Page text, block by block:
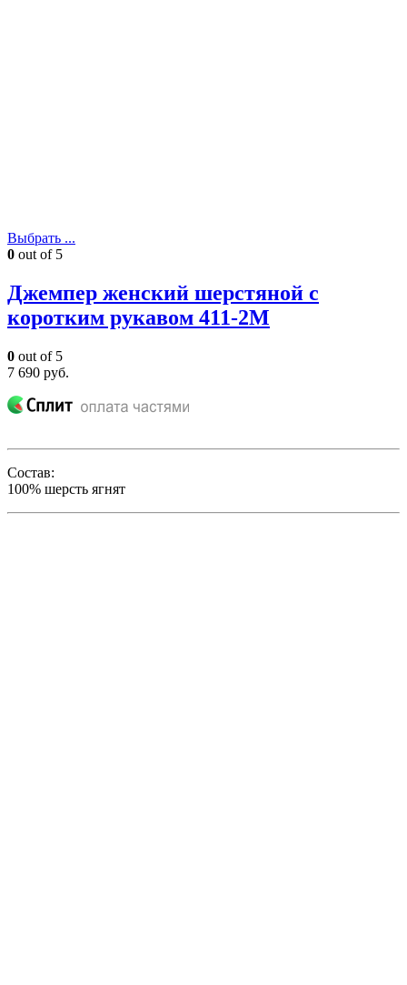
Выбрать ...
0 out of 5
Джемпер женский шерстяной с
коротким рукавом 411-2М
0 out of 5
7 690 руб.
Состав:
100% шерсть ягнят